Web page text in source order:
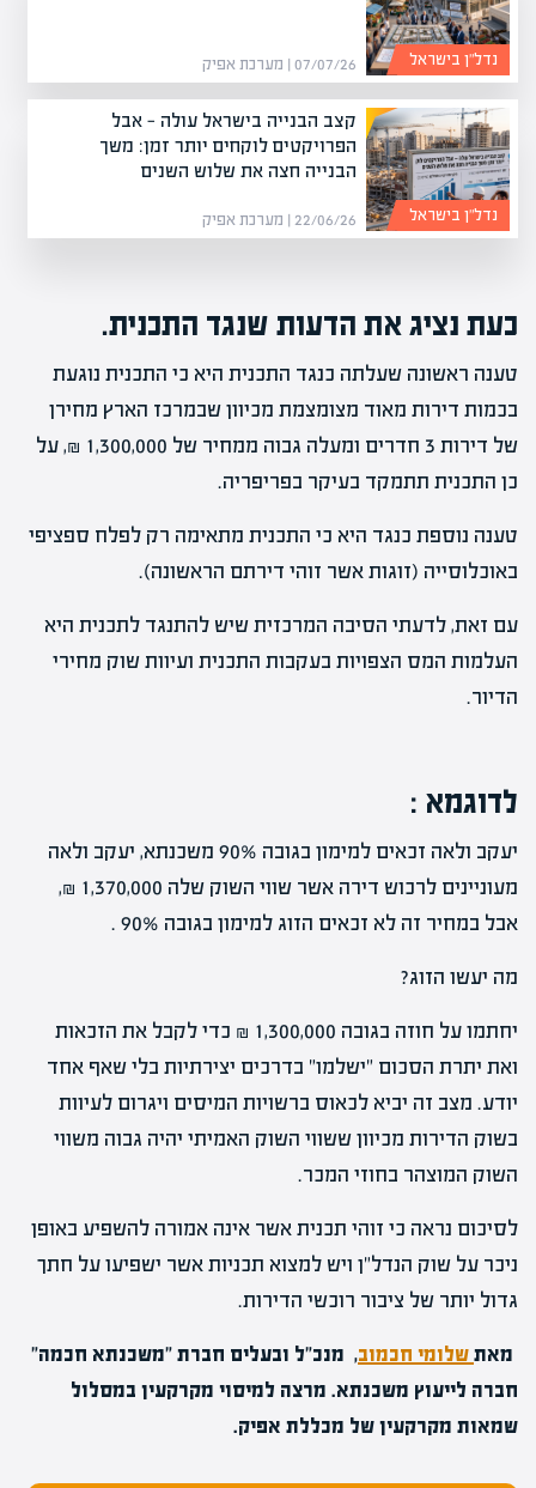
07/07/26 | מערכת אפיק נדל”ן בישראל
קצב הבנייה בישראל עולה — אבל
הפרויקטים לוקחים יותר זמן: משך
הבנייה חצה את שלוש השנים
22/06/26 | מערכת אפיק נדל”ן בישראל
כעת נציג את הדעות שנגד התכנית.
טענה ראשונה שעלתה כנגד התכנית היא כי התכנית נוגעת
בכמות דירות מאוד מצומצמת מכיוון שבמרכז הארץ מחירן
של דירות 3 חדרים ומעלה גבוה ממחיר של 1,300,000 ₪, על
כן התכנית תתמקד בעיקר בפריפריה.
טענה נוספת כנגד היא כי התכנית מתאימה רק לפלח ספציפי
באוכלוסייה (זוגות אשר זוהי דירתם הראשונה).
עם זאת, לדעתי הסיבה המרכזית שיש להתנגד לתכנית היא
העלמות המס הצפויות בעקבות התכנית ועיוות שוק מחירי
הדיור.
לדוגמא :
יעקב ולאה זכאים למימון בגובה 90% משכנתא, יעקב ולאה
מעוניינים לרכוש דירה אשר שווי השוק שלה 1,370,000 ₪,
אבל במחיר זה לא זכאים הזוג למימון בגובה 90% .
מה יעשו הזוג?
יחתמו על חוזה בגובה 1,300,000 ₪ כדי לקבל את הזכאות
ואת יתרת הסכום "ישלמו" בדרכים יצירתיות בלי שאף אחד
יודע. מצב זה יביא לכאוס ברשויות המיסים ויגרום לעיוות
בשוק הדירות מכיוון ששווי השוק האמיתי יהיה גבוה משווי
השוק המוצהר בחוזי המכר.
לסיכום נראה כי זוהי תכנית אשר אינה אמורה להשפיע באופן
ניכר על שוק הנדל"ן ויש למצוא תכניות אשר ישפיעו על חתך
גדול יותר של ציבור רוכשי הדירות.
מאתשלומי חכמוב, מנכ"ל ובעלים חברת "משכנתא חכמה"
חברה לייעוץ משכנתא. מרצה למיסוי מקרקעין במסלול
שמאות מקרקעין של מכללת אפיק.